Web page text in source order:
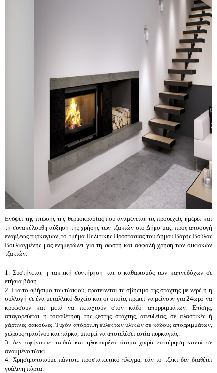
Ενόψει της πτώσης της θερμοκρασίας που αναμένεται τις προσεχείς ημέρες και
τη συνακόλουθη αύξηση της χρήσης των τζακιών στο Δήμο μας, προς αποφυγή
ενάρξεως πυρκαγιών, το τμήμα Πολιτικής Προστασίας του Δήμου Βάρης Βούλας
Βουλιαγμένης μας ενημερώνει για τη σωστή και ασφαλή χρήση των οικιακών
τζακιών:
1. Συστήνεται η τακτική συντήρηση και ο καθαρισμός των καπνοδόχων σε
ετήσια βάση.
2. Για το σβήσιμο του τζακιού, προτείνεται το σβήσιμο της στάχτης με νερό ή η
συλλογή σε ένα μεταλλικό δοχείο και οι οποίες πρέπει να μείνουν για 24ωρο να
κρυώσουν και μετά να πεταχτούν στον κάδο απορριμμάτων. Επίσης,
απαγορεύεται η τοποθέτηση της ζεστής στάχτης, απευθείας, σε πλαστικές ή
χάρτινες σακούλες. Τυχόν απόρριψη εύλεκτων υλικών σε κάδους απορριμμάτων,
χώρους πρασίνου και πάρκα, μπορεί να αποτελέσει εστία πυρκαγιάς.
3. Δεν αφήνουμε παιδιά και ηλικιωμένα άτομα χωρίς επιτήρηση κοντά σε
αναμµένο τζάκι.
4. Χρησιμοποιούμε πάντοτε προστατευτικό πλέγµα, εάν το τζάκι δεν διαθέτει
γυάλινη πόρτα.